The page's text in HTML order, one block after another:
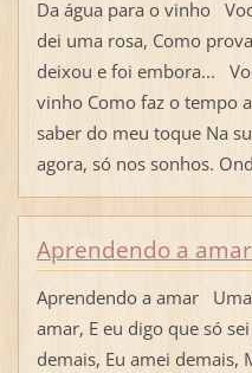
Da água para o vinho
dei uma rosa, Como
deixou e foi embora...
vinho Como faz o tempo
saber do meu toque Na
agora, só nos sonhos.
Aprendendo a
Aprendendo a amar
amar, E eu digo que só
demais, Eu amei demais,